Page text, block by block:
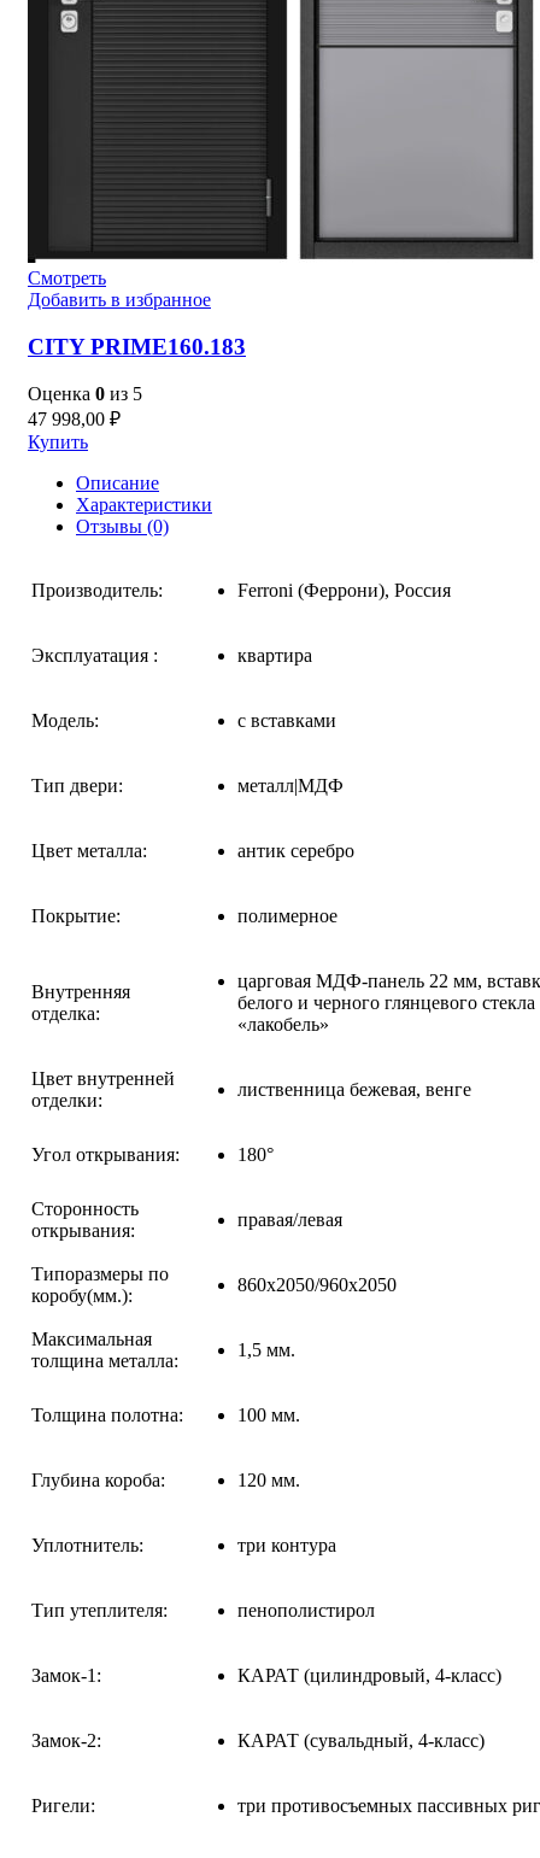
Смотреть
Добавить в избранное
CITY PRIME160.183
Оценка 0 из 5
47 998,00 ₽
Купить
Описание
Характеристики
Отзывы (0)
Производитель: Ferroni (Феррони), Россия
Эксплуатация : квартира
Модель: с вставками
Тип двери: металл|МДФ
Цвет металла: антик серебро
Покрытие: полимерное
Внутренняя
отделка:
царговая МДФ-панель 22 мм,
белого и черного глянцевого стекла
«лакобель»
Цвет внутренней
отделки:
лиственница бежевая, венге
Угол открывания: 180°
Сторонность
открывания:
правая/левая
Типоразмеры по
коробу(мм.):
860х2050/960х2050
Максимальная
толщина металла:
1,5 мм.
Толщина полотна: 100 мм.
Глубина короба: 120 мм.
Уплотнитель: три контура
Тип утеплителя: пенополистирол
Замок-1: КАРАТ (цилиндровый, 4-класс)
Замок-2: КАРАТ (сувальдный, 4-класс)
Ригели: три противосъемных пассивных